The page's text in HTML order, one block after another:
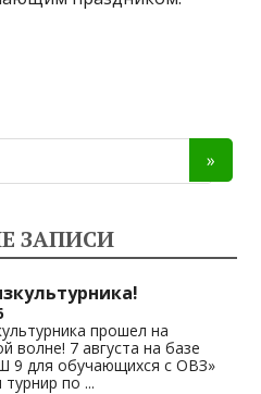
ЗАПИСИ
прошел на
волне! 7 августа на базе
для обучающихся с ОВЗ»
турнир по ...